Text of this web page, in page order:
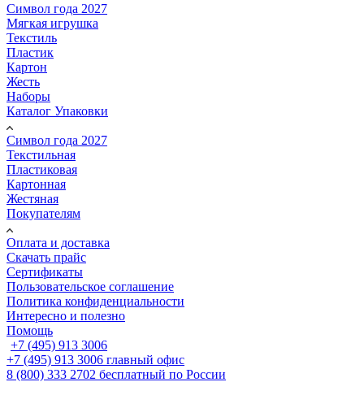
Символ года 2027
Мягкая игрушка
Текстиль
Пластик
Картон
Жесть
Наборы
Каталог Упаковки
Символ года 2027
Текстильная
Пластиковая
Картонная
Жестяная
Покупателям
Оплата и доставка
Скачать прайс
Сертификаты
Пользовательское соглашение
Политика конфиденциальности
Интересно и полезно
Помощь
+7 (495) 913 3006
+7 (495) 913 3006 главный офис
8 (800) 333 2702 бесплатный по России